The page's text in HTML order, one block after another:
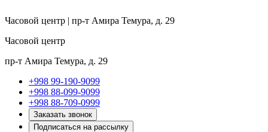
Часовой центр | пр-т Амира Темура, д. 29
Часовой центр
пр-т Амира Темура, д. 29
+998 99-190-9099
+998 88-099-9099
+998 88-709-0999
Заказать звонок
Подписаться на рассылку